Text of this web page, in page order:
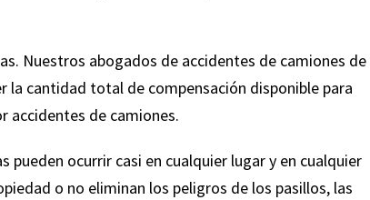
Nuestros abogados de accidentes de camiones de
la cantidad total de compensación disponible para
accidentes de camiones.
pueden ocurrir casi en cualquier lugar y en cualquier
o no eliminan los peligros de los pasillos, las